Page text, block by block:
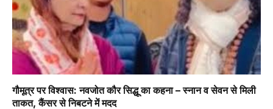
गौमूत्र पर विश्वास: नवजोत कौर सिद्धू का कहना – स्नान व सेवन से मिली
ताकत, कैंसर से निबटने में मदद